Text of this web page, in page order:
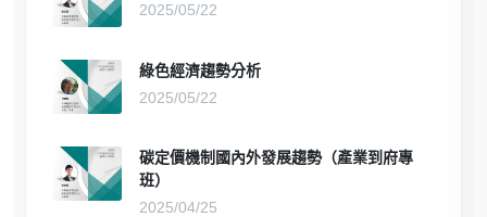
2025/05/22
綠色經濟趨勢分析
2025/05/22
碳定價機制國內外發展趨勢（產業到府專
班）
2025/04/25